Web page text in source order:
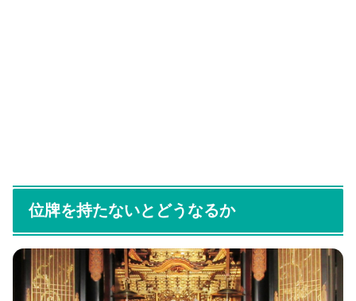
位牌を持たないとどうなるか